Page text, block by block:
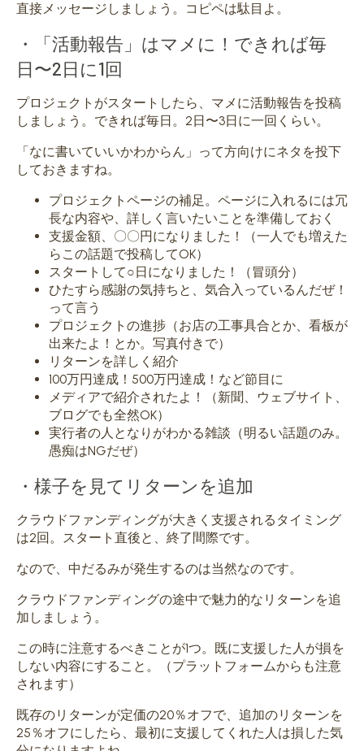
直接メッセージしましょう。コピペは駄目 よ。
・「活動報告」はマメに！できれば毎
日〜2日に1回
プロジェクトがスタートしたら、マメに活動報告を投稿
しましょう。できれば毎日。2日〜3日に一回くらい。
「なに書いていいかわからん」って方向けにネタを投下
しておきますね。
プロジェクトページの補足。ページに入れるには冗
長な内容や、詳しく言いたいことを準備しておく
支援金額、〇〇円になりました！（一人でも増えた
らこの話題で投稿してOK）
スタートして○日になりました！（冒頭分）
ひたすら感謝の気持ちと、気合入っているんだぜ！
って言う
プロジェクトの進捗（お店の工事具合とか、看板が
出来たよ！とか。写真付きで）
リターンを詳しく紹介
100万円達成！500万円達成！など節目に
メディアで紹介されたよ！（新聞、ウェブサイト、
ブログでも全然OK）
実行者の人となりがわかる雑談（明るい話題のみ。
愚痴はNGだぜ）
・様子を見てリターンを追加
クラウドファンディングが大きく支援されるタイミング
は2回。 スタート直後と、終了間際です。
なので、中だるみが発生するのは当然なのです。
クラウドファンディングの途中で魅力的なリターンを追
加しましょう。
この時に注意するべきことが1つ。既に支援した人が損を
しない内容にすること。（プラットフォームからも注意
されます）
既存のリターンが定価の20％オフで、追加のリターンを
25％オフにしたら、最初に支援してくれた人は損した気